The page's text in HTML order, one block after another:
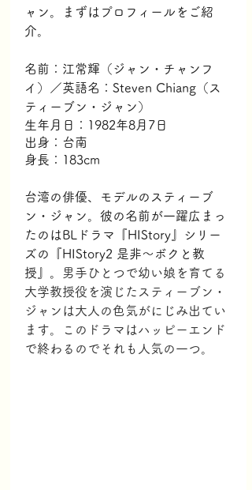
ャン。まずはプロフィールをご紹
介。
名前：江常輝（ジャン・チャンフ
イ）／英語名： Steven Chiang（ス
ティーブン・ジャン）
生年月日：1982年8月7日
出身：台南
身長：183cm
台湾の俳優、モデルのスティーブ
ン・ジャン。彼の名前が一躍広まっ
たのはBLドラマ『HIStory』シリー
ズの『HIStory2 是非～ボクと教
授』。
男手ひとつで幼い娘を育てる
大学教授役を演じたスティーブン・
ジャンは大人の色気がにじみ出てい
ます。このドラマはハッピーエンド
で終わるのでそれも人気の一つ。